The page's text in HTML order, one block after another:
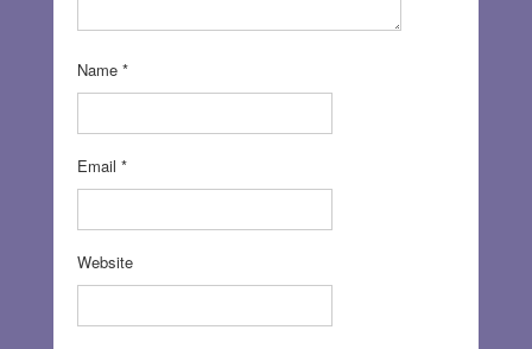
Name *
Email *
Website